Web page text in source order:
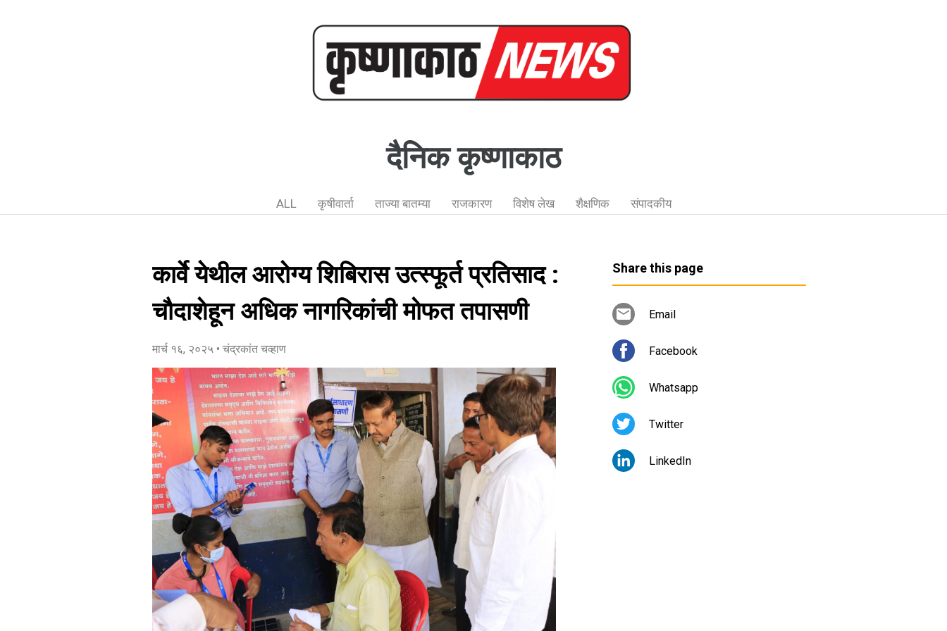
दैनिक कृष्णाकाठ
ALL कृषीवार्ता ताज्या बातम्या राजकारण विशेष लेख शैक्षणिक संपादकीय
कार्वे येथील आरोग्य शिबिरास उत्स्फूर्त प्रतिसाद :
चौदाशेहून अधिक नागरिकांची मोफत तपासणी
मार्च १६, २०२५ • चंद्रकांत चव्हाण
Share this page
Email
Facebook
Whatsapp
Twitter
LinkedIn